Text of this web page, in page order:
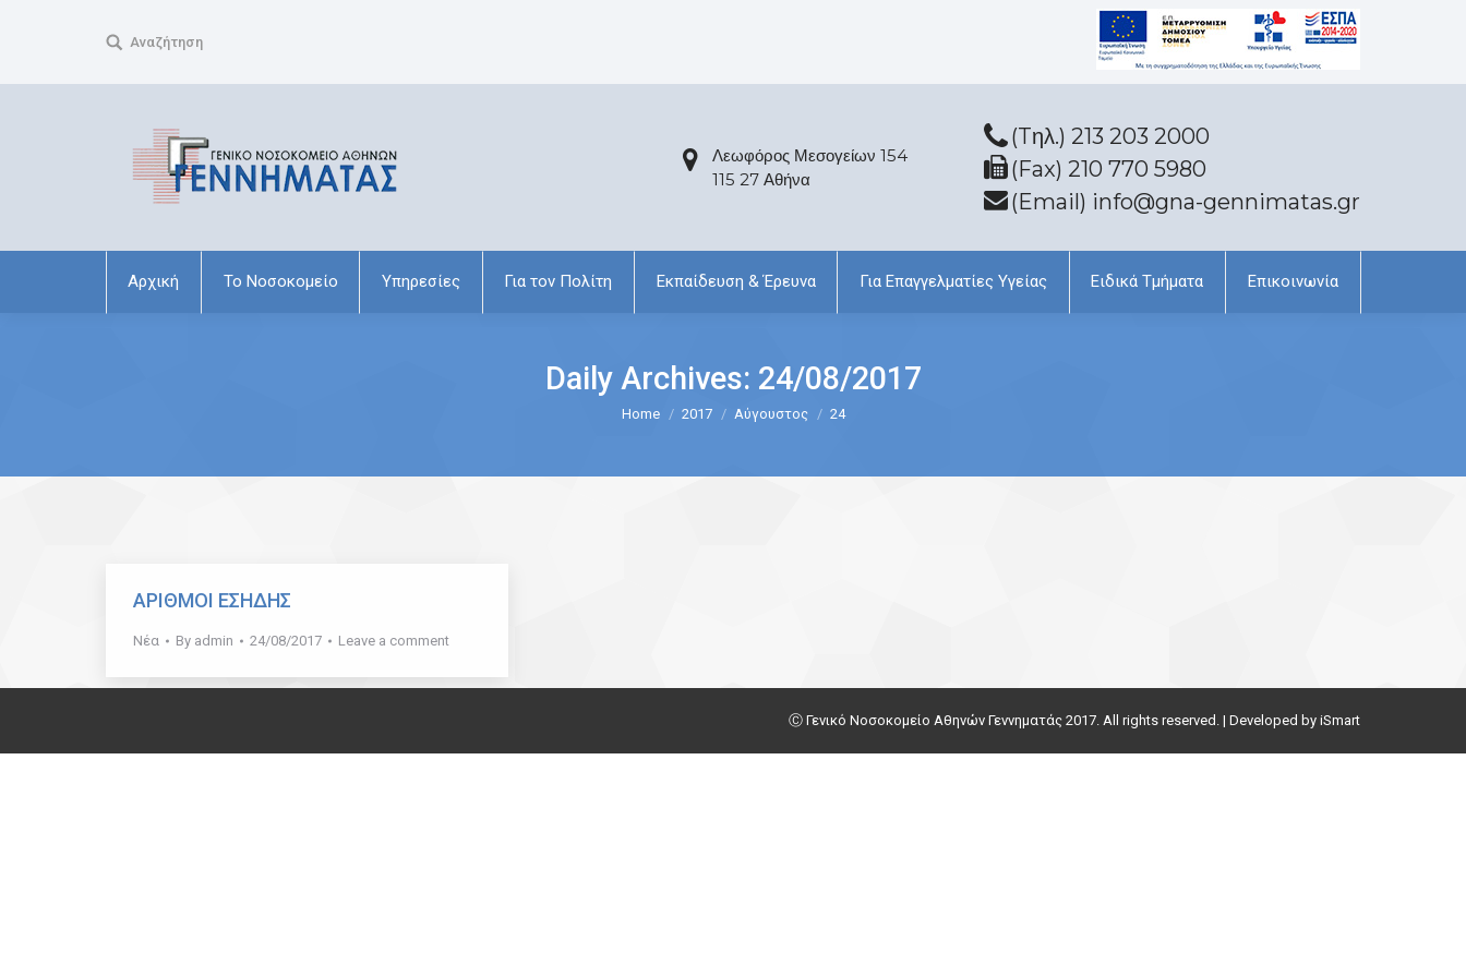
Search:Αναζήτηση
Λεωφόρος Μεσογείων 154
115 27 Αθήνα
(Tηλ.) 213 203 2000
(Fax) 210 770 5980
(Email) info@gna-gennimatas.gr
Αρχική Το Νοσοκομείο Υπηρεσίες Για τον Πολίτη Εκπαίδευση & Έρευνα Για Επαγγελματίες Υγείας Ειδικά Τμήματα Επικοινωνία
Daily Archives: 24/08/2017
Home 2017 Αύγουστος 24
ΑΡΙΘΜΟΙ ΕΣΗΔΗΣ
Νέα By admin 24/08/2017 Leave a comment
Ⓒ Γενικό Νοσοκομείο Αθηνών Γεννηματάς 2017. All rights reserved. | Developed by iSmart